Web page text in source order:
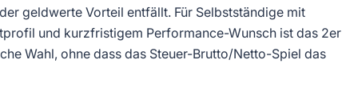
geldwerte Vorteil entfällt. Für Selbstständige mit
und kurzfristigem Performance-Wunsch ist das 2er
Wahl, ohne dass das Steuer-Brutto/Netto-Spiel das